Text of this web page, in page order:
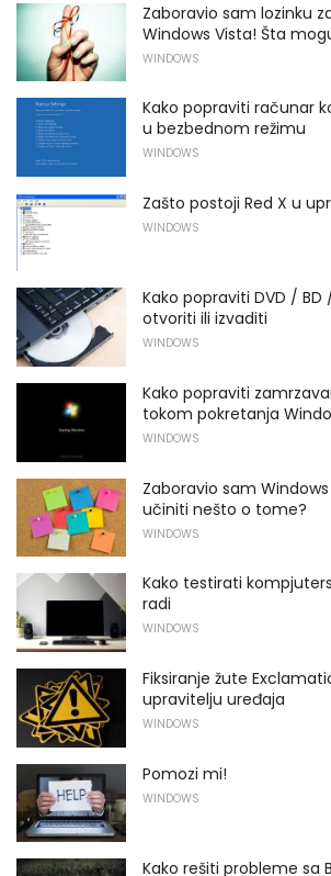
Zaboravio sam lozinku
Windows Vista! Šta
WINDOWS
Kako popraviti računar
u bezbednom režimu
WINDOWS
Zašto postoji Red X u
WINDOWS
Kako popraviti DVD / BD
otvoriti ili izvaditi
WINDOWS
Kako popraviti
tokom pokretanja
WINDOWS
Zaboravio sam
učiniti nešto o tome?
WINDOWS
Kako testirati
radi
WINDOWS
Fiksiranje žute
upravitelju uređaja
WINDOWS
Pomozi mi!
WINDOWS
Kako rešiti probleme sa